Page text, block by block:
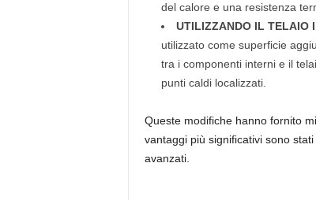
del calore e una resistenza
UTILIZZANDO IL TELAIO
utilizzato come superficie
tra i componenti interni e il
punti caldi localizzati.
Queste modifiche hanno fornito
vantaggi più significativi sono
avanzati.